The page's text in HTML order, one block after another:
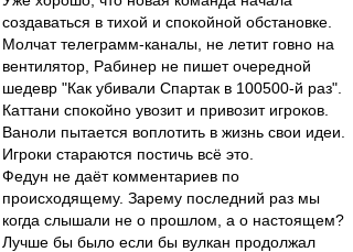
создаваться в тихой и спокойной обстановке.
Молчат телеграмм-каналы, не летит говно на
вентилятор, Рабинер не пишет очередной
шедевр "Как убивали Спартак в 100500-й раз".
Каттани спокойно увозит и привозит игроков.
Ваноли пытается воплотить в жизнь свои идеи.
Игроки стараются постичь всё это.
Федун не даёт комментариев по
происходящему. Зарему последний раз мы
когда слышали не о прошлом, а о настоящем?
Лучше бы было если бы вулкан продолжал